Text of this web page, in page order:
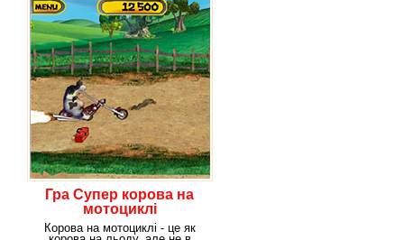
Гра Супер корова на
мотоциклі
Корова на мотоциклі - це як